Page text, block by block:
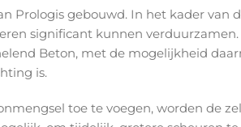
Prologis gebouwd. In het kader van
significant kunnen
Beton, met de mogelijkheid
is.
toe te voegen, worden de